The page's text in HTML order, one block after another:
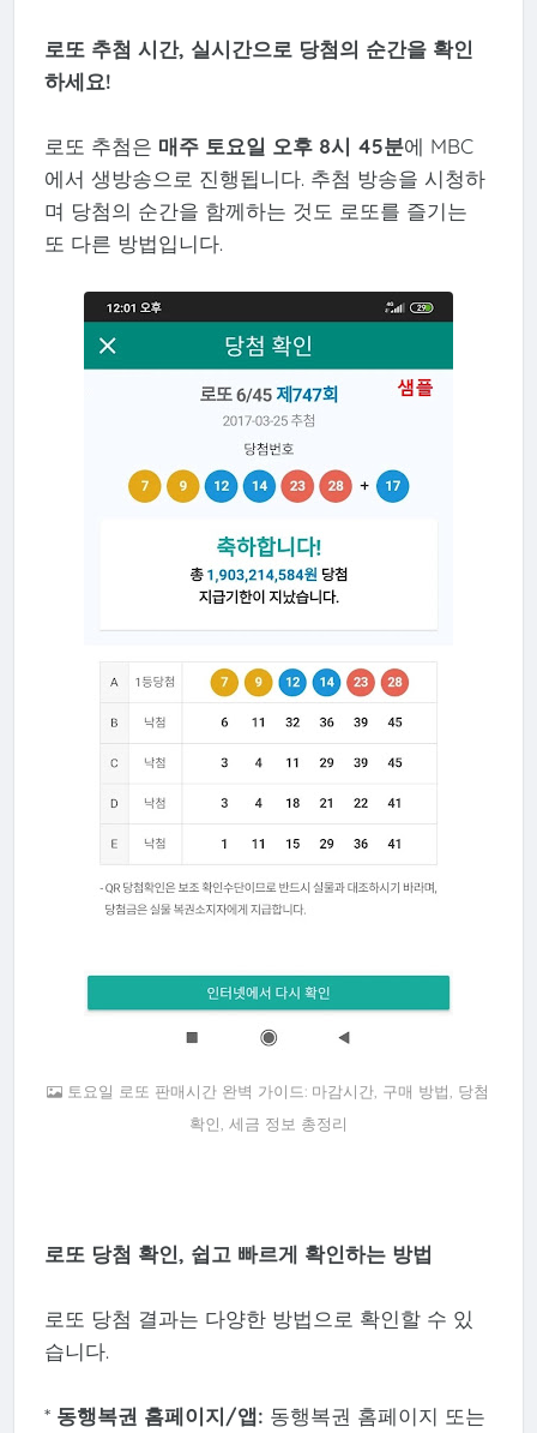
로또 추첨 시간, 실시간으로 당첨의 순간을 확인
하세요!
로또 추첨은 매주 토요일 오후 8시 45분에 MBC
에서 생방송으로 진행됩니다. 추첨 방송을 시청하
며 당첨의 순간을 함께하는 것도 로또를 즐기는
또 다른 방법입니다.
토요일 로또 판매시간 완벽 가이드: 마감시간, 구매 방법, 당첨
확인, 세금 정보 총정리
로또 당첨 확인, 쉽고 빠르게 확인하는 방법
로또 당첨 결과는 다양한 방법으로 확인할 수 있
습니다.
* 동행복권 홈페이지/앱: 동행복권 홈페이지 또는